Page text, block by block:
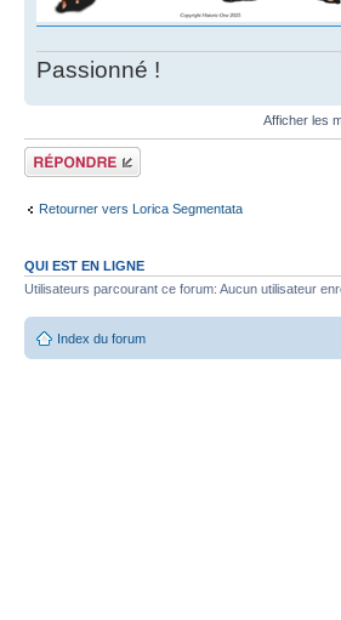
Passionné !
Afficher les
Répondre
Retourner vers Lorica Segmentata
QUI EST EN LIGNE
Utilisateurs parcourant ce forum: Aucun utilisateur
Index du forum